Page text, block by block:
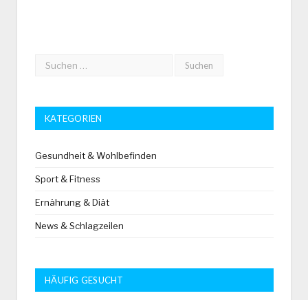
KATEGORIEN
Gesundheit & Wohlbefinden
Sport & Fitness
Ernährung & Diät
News & Schlagzeilen
HÄUFIG GESUCHT